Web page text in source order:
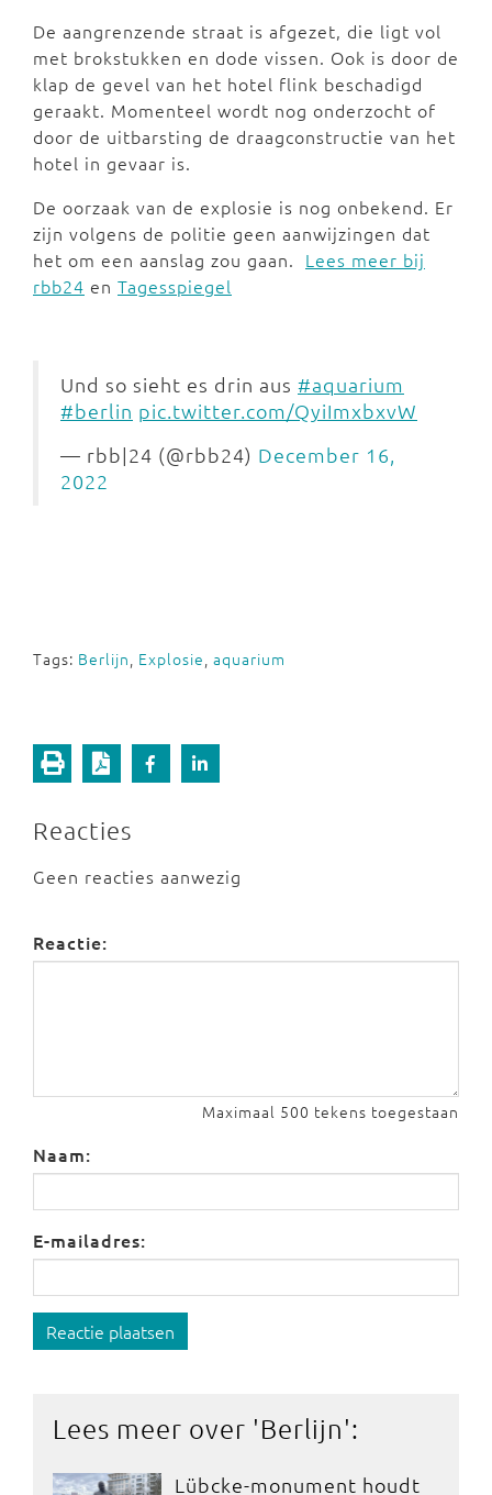
De aangrenzende straat is afgezet, die ligt vol
met brokstukken en dode vissen. Ook is door de
klap de gevel van het hotel flink beschadigd
geraakt. Momenteel wordt nog onderzocht of
door de uitbarsting de draagconstructie van het
hotel in gevaar is.
De oorzaak van de explosie is nog onbekend. Er
zijn volgens de politie geen aanwijzingen dat
het om een aanslag zou gaan. Lees meer bij
rbb24 en Tagesspiegel
Und so sieht es drin aus #aquarium
#berlin pic.twitter.com/QyiImxbxvW
— rbb|24 (@rbb24) December 16,
2022
Tags: Berlijn, Explosie, aquarium
Reacties
Geen reacties aanwezig
Reactie:
Maximaal 500 tekens toegestaan
Naam:
E-mailadres:
Reactie plaatsen
Lees meer over 'Berlijn':
Lübcke-monument houdt